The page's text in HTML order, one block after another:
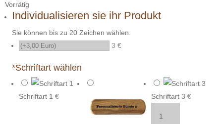
Vorrätig
Individualisieren sie ihr Produkt
Sie können bis zu 20 Zeichen wählen.
3 €
*Schriftart wählen
Schriftart 1 € Schriftart 3 €
Kleiderbürste